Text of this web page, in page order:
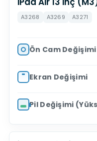
A3268 A3269 A3271
Ön Cam Değişimi
Ekran Değişimi
Pil Değişimi